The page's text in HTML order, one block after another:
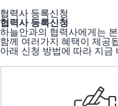
협력사 등록신청
협력사 등록신청
하늘안과의 협력사에게는
함께 여러가지 혜택이 제공
아래 신청 방법에 따라 지금